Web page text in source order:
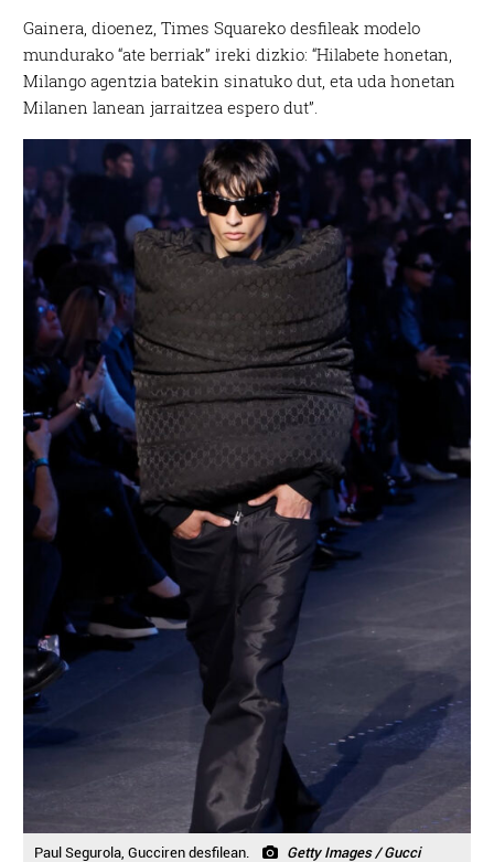
Gainera, dioenez, Times Squareko desfileak modelo
mundurako “ate berriak” ireki dizkio: “Hilabete honetan,
Milango agentzia batekin sinatuko dut, eta uda honetan
Milanen lanean jarraitzea espero dut”.
Paul Segurola, Gucciren desfilean. Getty Images / Gucci